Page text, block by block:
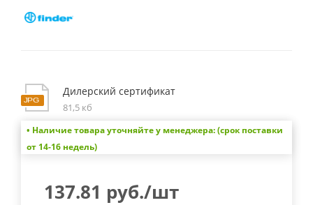
Дилерский сертификат
81,5 кб
• Наличие товара уточняйте у менеджера: (срок поставки
от 14-16 недель)
137.81 руб./шт